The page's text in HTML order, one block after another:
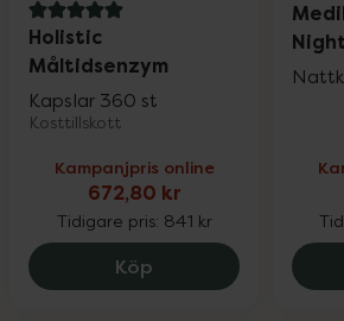
Hårvård
Mun- & tandvård
Sår, bett & stick
5 av 5 i omdöme
Holistic
Måltidsenzym
Kapslar 360 st
Kosttillskott
Kampanjpris online
672,80 kr
Tidigare pris: 841 kr
Köp Holistic